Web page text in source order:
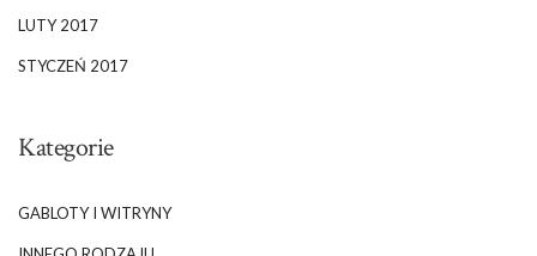
LUTY 2017
STYCZEŃ 2017
Kategorie
GABLOTY I WITRYNY